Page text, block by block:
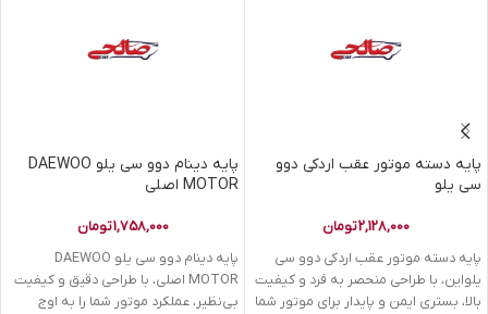
پایه دسته موتور عقب اردکی دوو
سی یلو
2,128,000تومان
پایه دسته موتور عقب اردکی دوو سی
یلواین، با طراحی منحصر به فرد و کیفیت
بالا، بستری ایمن و پایدار برای موتور شما
پایه دینام دوو سی یلو DAEWOO
MOTOR اصلی
1,758,000تومان
پایه دینام دوو سی یلو DAEWOO
MOTOR اصلی، با طراحی دقیق و کیفیت
بی‌نظیر، عملکرد موتور شما را به اوج